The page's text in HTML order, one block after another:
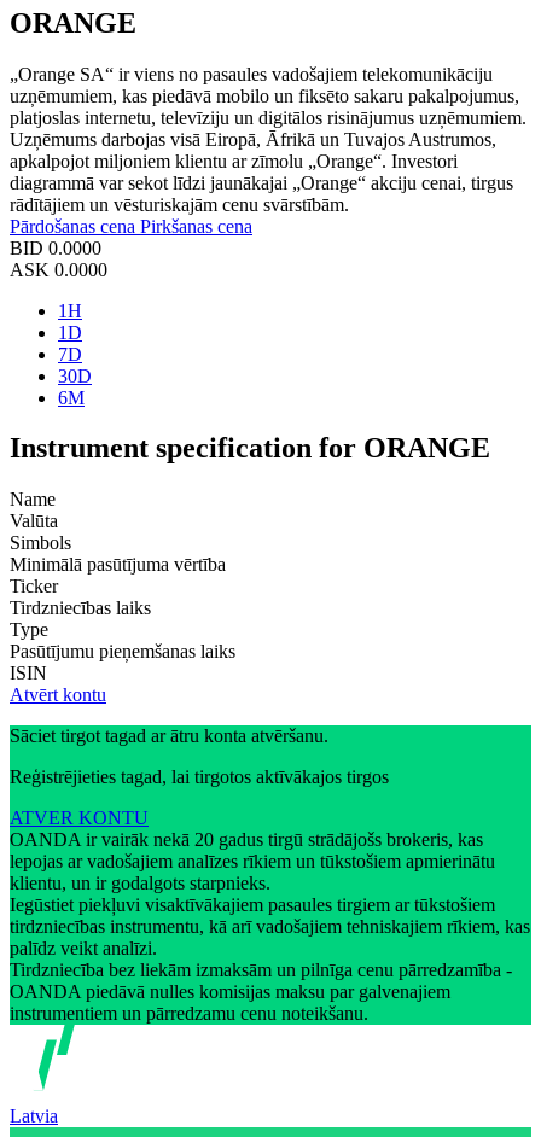
ORANGE
„Orange SA“ ir viens no pasaules vadošajiem telekomunikāciju
uzņēmumiem, kas piedāvā mobilo un fiksēto sakaru pakalpojumus,
platjoslas internetu, televīziju un digitālos risinājumus uzņēmumiem.
Uzņēmums darbojas visā Eiropā, Āfrikā un Tuvajos Austrumos,
apkalpojot miljoniem klientu ar zīmolu „Orange“. Investori
diagrammā var sekot līdzi jaunākajai „Orange“ akciju cenai, tirgus
rādītājiem un vēsturiskajām cenu svārstībām.
Pārdošanas cena Pirkšanas cena
BID 0.0000
ASK 0.0000
1H
1D
7D
30D
6M
Instrument specification for ORANGE
Name
Valūta
Simbols
Minimālā pasūtījuma vērtība
Ticker
Tirdzniecības laiks
Type
Pasūtījumu pieņemšanas laiks
ISIN
Atvērt kontu
Sāciet tirgot tagad ar ātru konta atvēršanu.
Reģistrējieties tagad, lai tirgotos aktīvākajos tirgos
ATVER KONTU
OANDA ir vairāk nekā 20 gadus tirgū strādājošs brokeris, kas
lepojas ar vadošajiem analīzes rīkiem un tūkstošiem apmierinātu
klientu, un ir godalgots starpnieks.
Iegūstiet piekļuvi visaktīvākajiem pasaules tirgiem ar tūkstošiem
tirdzniecības instrumentu, kā arī vadošajiem tehniskajiem rīkiem, kas
palīdz veikt analīzi.
Tirdzniecība bez liekām izmaksām un pilnīga cenu pārredzamība -
OANDA piedāvā nulles komisijas maksu par galvenajiem
instrumentiem un pārredzamu cenu noteikšanu.
Latvia